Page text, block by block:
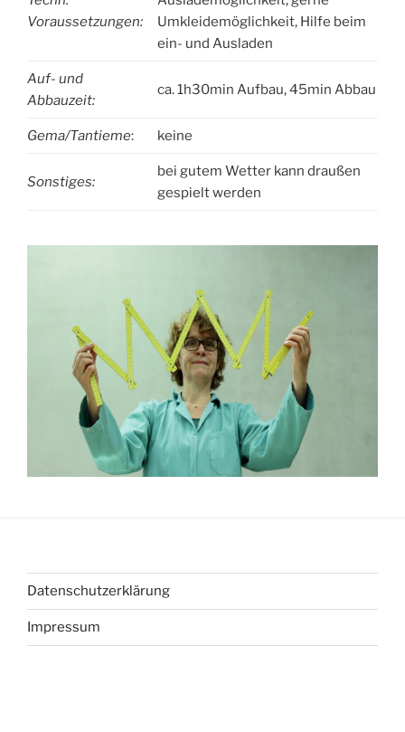
Voraussetzungen:
Umkleidemöglichkeit, Hilfe beim
ein- und Ausladen
Auf- und
Abbauzeit:
ca. 1h30min Aufbau, 45min Abbau
Gema/Tantieme: keine
Sonstiges:
bei gutem Wetter kann draußen
gespielt werden
Datenschutzerklärung
Impressum